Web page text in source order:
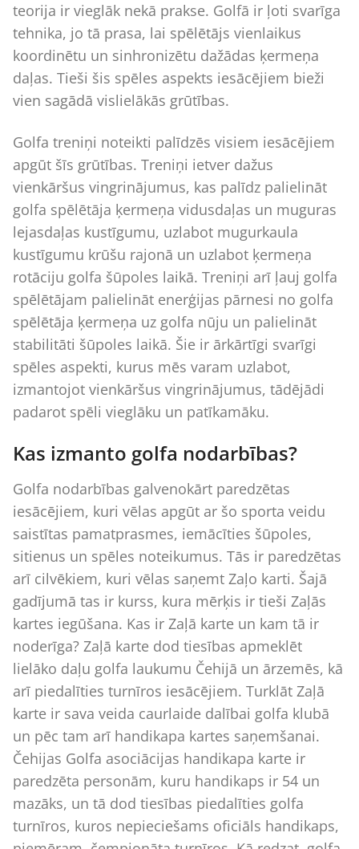
teorija ir vieglāk nekā prakse. Golfā ir ļoti svarīga
tehnika, jo tā prasa, lai spēlētājs vienlaikus
koordinētu un sinhronizētu dažādas ķermeņa
daļas. Tieši šis spēles aspekts iesācējiem bieži
vien sagādā vislielākās grūtības.
Golfa treniņi noteikti palīdzēs visiem iesācējiem
apgūt šīs grūtības. Treniņi ietver dažus
vienkāršus vingrinājumus, kas palīdz palielināt
golfa spēlētāja ķermeņa vidusdaļas un muguras
lejasdaļas kustīgumu, uzlabot mugurkaula
kustīgumu krūšu rajonā un uzlabot ķermeņa
rotāciju golfa šūpoles laikā. Treniņi arī ļauj golfa
spēlētājam palielināt enerģijas pārnesi no golfa
spēlētāja ķermeņa uz golfa nūju un palielināt
stabilitāti šūpoles laikā. Šie ir ārkārtīgi svarīgi
spēles aspekti, kurus mēs varam uzlabot,
izmantojot vienkāršus vingrinājumus, tādējādi
padarot spēli vieglāku un patīkamāku.
Kas izmanto golfa nodarbības?
Golfa nodarbības galvenokārt paredzētas
iesācējiem, kuri vēlas apgūt ar šo sporta veidu
saistītas pamatprasmes, iemācīties šūpoles,
sitienus un spēles noteikumus. Tās ir paredzētas
arī cilvēkiem, kuri vēlas saņemt Zaļo karti. Šajā
gadījumā tas ir kurss, kura mērķis ir tieši Zaļās
kartes iegūšana. Kas ir Zaļā karte un kam tā ir
noderīga? Zaļā karte dod tiesības apmeklēt
lielāko daļu golfa laukumu Čehijā un ārzemēs, kā
arī piedalīties turnīros iesācējiem. Turklāt Zaļā
karte ir sava veida caurlaide dalībai golfa klubā
un pēc tam arī handikapa kartes saņemšanai.
Čehijas Golfa asociācijas handikapa karte ir
paredzēta personām, kuru handikaps ir 54 un
mazāks, un tā dod tiesības piedalīties golfa
turnīros, kuros nepieciešams oficiāls handikaps,